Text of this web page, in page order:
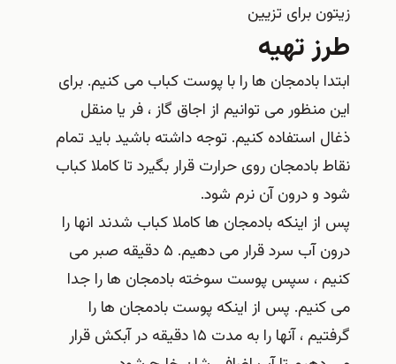
زیتون برای تزیین
طرز تهیه
ابتدا بادمجان ها را با پوست کباب می کنیم. برای
این منظور می توانیم از اجاق گاز ، فر یا منقل
ذغال استفاده کنیم. توجه داشته باشید باید تمام
نقاط بادمجان روی حرارت قرار بگیرد تا کاملا کباب
شود و درون آن نرم شود.
پس از اینکه بادمجان ها کاملا کباب شدند انها را
درون آب سرد قرار می دهیم. ۵ دقیقه صبر می
کنیم ، سپس پوست سوخته بادمجان ها را جدا
می کنیم. پس از اینکه پوست بادمجان ها را
گرفتیم ، آنها را به مدت ۱۵ دقیقه در آبکش قرار